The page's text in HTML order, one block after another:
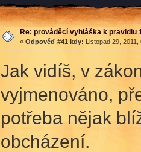
Re: prováděcí vyhláška k pravidlu
« Odpověď #41 kdy: Listopad 29,
Jak vidíš, v
vyjmenováno,
potřeba nějak
obcházení.